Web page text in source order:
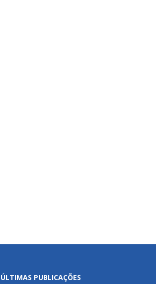
ÚLTIMAS PUBLICAÇÕES